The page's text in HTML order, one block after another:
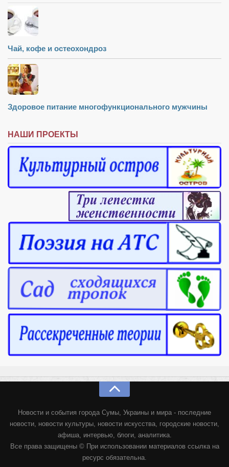
Чай, кофе и остеохондроз
Здоровое питание многофункционального мужчины
НАШИ ПРОЕКТЫ
Новости и события города Сумы, Украины и мира - последние
новости, новости культуры, новости искусства, городские новости,
афиша, интервью, блоги, аналитика.
Все права защищены © При использовании материалов ссылка на
ресурс обязательна.